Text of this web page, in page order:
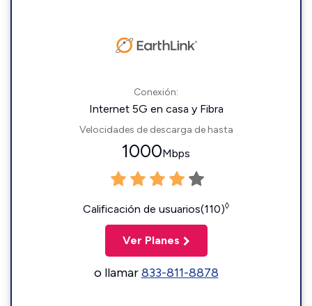
Conexión:
Internet 5G en casa y Fibra
Velocidades de descarga de hasta
1000Mbps
Calificación de usuarios(110)◊
Ver Planes
o llamar833-811-8878